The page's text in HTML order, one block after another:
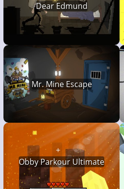
Dear Edmund
Mr. Mine Escape
Obby Parkour Ultimate